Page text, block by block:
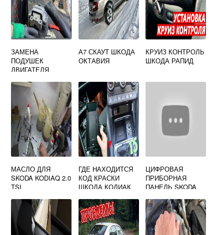
ЗАМЕНА
ПОДУШЕК
ДВИГАТЕЛЯ
ТУР
А7 СКАУТ ШКОДА
ОКТАВИЯ
КРУИЗ КОНТРОЛЬ
ШКОДА РАПИД
МАСЛО ДЛЯ
SKODA KODIAQ 2.0
TSI
ГДЕ НАХОДИТСЯ
КОД КРАСКИ
ШКОДА КОДИАК
ЦИФРОВАЯ
ПРИБОРНАЯ
ПАНЕЛЬ SKODA